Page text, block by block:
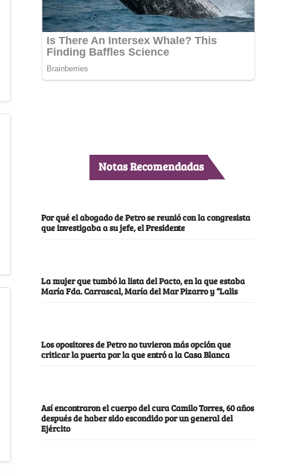
Notas Recomendadas
Por qué el abogado de Petro se reunió con la congresista
que investigaba a su jefe, el Presidente
La mujer que tumbó la lista del Pacto, en la que estaba
María Fda. Carrascal, María del Mar Pizarro y “Lalis
Los opositores de Petro no tuvieron más opción que
criticar la puerta por la que entró a la Casa Blanca
Así encontraron el cuerpo del cura Camilo Torres, 60 años
después de haber sido escondido por un general del
Ejército